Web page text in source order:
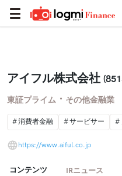
アイフル株式会社
東証プライム ・ その他金融業
消費者金融 サービサー
https://www.aiful.co.jp
コンテンツ IRニュース